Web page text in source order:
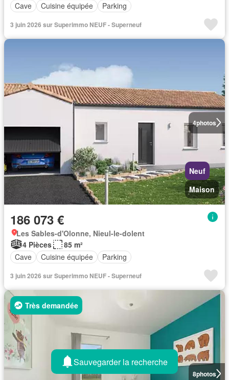
Cave
Cuisine équipée Parking
3 juin 2026 sur Superimmo NEUF - Superneuf
4photos
Neuf
Maison
186 073 €
Les Sables-d'Olonne, Nieul-le-dolent
4 Pièces
85 m²
Cave
Cuisine équipée Parking
3 juin 2026 sur Superimmo NEUF - Superneuf
8photos
Très demandée
Sauvegarder la recherche